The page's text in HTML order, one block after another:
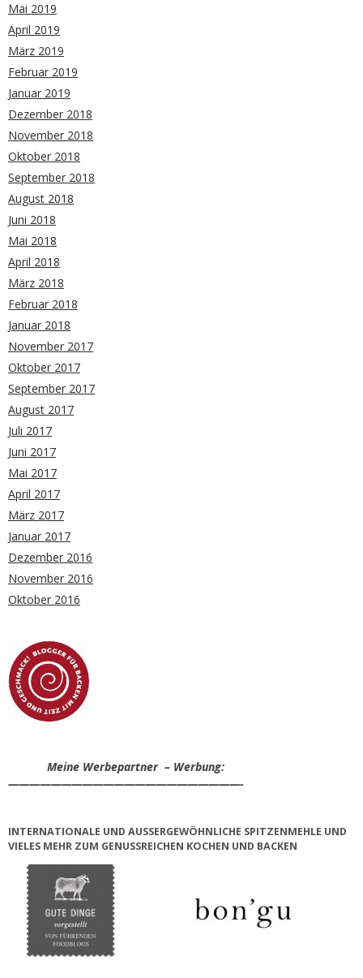
Mai 2019
April 2019
März 2019
Februar 2019
Januar 2019
Dezember 2018
November 2018
Oktober 2018
September 2018
August 2018
Juni 2018
Mai 2018
April 2018
März 2018
Februar 2018
Januar 2018
November 2017
Oktober 2017
September 2017
August 2017
Juli 2017
Juni 2017
Mai 2017
April 2017
März 2017
Januar 2017
Dezember 2016
November 2016
Oktober 2016
Meine Werbepartner – Werbung:
——————————————————————-
INTERNATIONALE UND AUSSERGEWÖHNLICHE SPITZENMEHLE UND V
IELES MEHR ZUM GENUSSREICHEN KOCHEN UND BACKEN